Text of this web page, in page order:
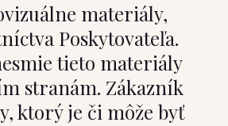
materiály,
Poskytovateľa.
tieto materiály
stranám. Zákazník
ktorý je či môže byť